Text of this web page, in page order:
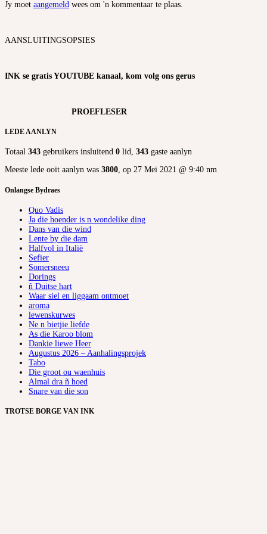
Jy moet aangemeld wees om 'n kommentaar te plaas.
AANSLUITINGSOPSIES
INK se gratis YOUTUBE kanaal, kom volg ons gerus
PROEFLESER
LEDE AANLYN
Totaal 343 gebruikers insluitend 0 lid, 343 gaste aanlyn
Meeste lede ooit aanlyn was 3800, op 27 Mei 2021 @ 9:40 nm
Onlangse Bydraes
Quo Vadis
Ja die hoender is n wondelike ding
Dans van die wind
Lente by die dam
Halfvol in Italië
Sefier
Somersneeu
Dorings
ñ Duitse hart
Waar siel en liggaam ontmoet
aroma
lewenskurwes
Ne n bietjie liefde
As die Karoo blom
Dankie liewe Heer
Augustus 2026 – Aanhalingsprojek
Tabo
Die groot ou waenhuis
Almal dra ñ hoed
Snare van die son
TROTSE BORGE VAN INK